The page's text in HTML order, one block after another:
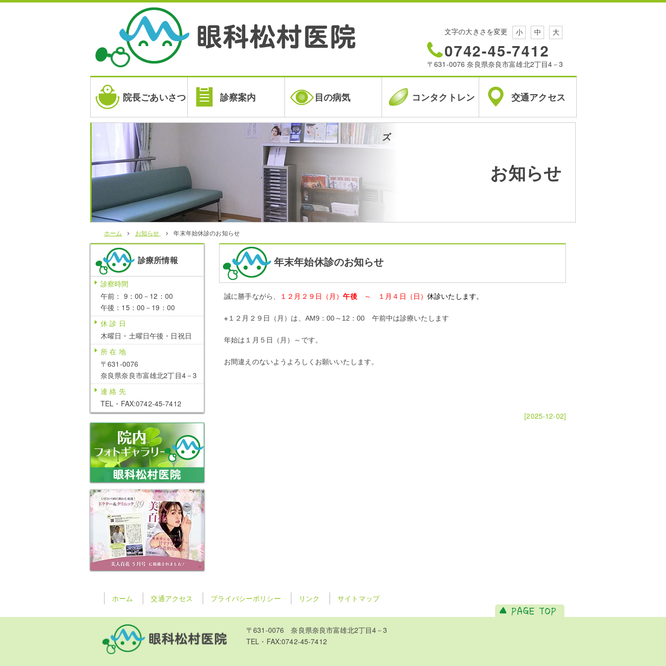
文字の大きさを変更 小 中 大
0742-45-7412
〒631-0076 奈良県奈良市富雄北2丁目4－3
院長ごあいさつ 診察案内 目の病気 コンタクトレン
ズ
交通アクセス
お知らせ
ホーム お知らせ 年末年始休診のお知らせ
年末年始休診のお知らせ
誠に勝手ながら、 １２月２９日（月）午後～ １月４日（日）休診いたします。
※ １２月２９日（月）は、AM9：00～12：00 午前中は診療いたします
年始は１月５日（月）～です。
お間違えのないようよろしくお願いいたします。
[2025-12-02]
診療所情報
診察時間
午前： 9：00－12：00
午後：15：00－19：00
休 診 日
木曜日・土曜日午後・日祝日
所 在 地
〒631-0076
奈良県奈良市富雄北2丁目4－3
連 絡 先
TEL・FAX:0742-45-7412
ホーム 交通アクセス プライバシーポリシー リンク サイトマップ
〒631-0076 奈良県奈良市富雄北2丁目4－3
TEL・FAX:0742-45-7412